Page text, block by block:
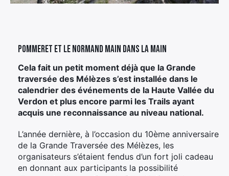
Pommeret et Le Normand main dans la main
Cela fait un petit moment déjà que la Grande
traversée des Mélèzes s’est installée dans le
calendrier des événements de la Haute Vallée du
Verdon et plus encore parmi les Trails ayant
acquis une reconnaissance au niveau national.
L’année dernière, à l’occasion du 10ème anniversaire
de la Grande Traversée des Mélèzes, les
organisateurs s’étaient fendus d’un fort joli cadeau
en donnant aux participants la possibilité